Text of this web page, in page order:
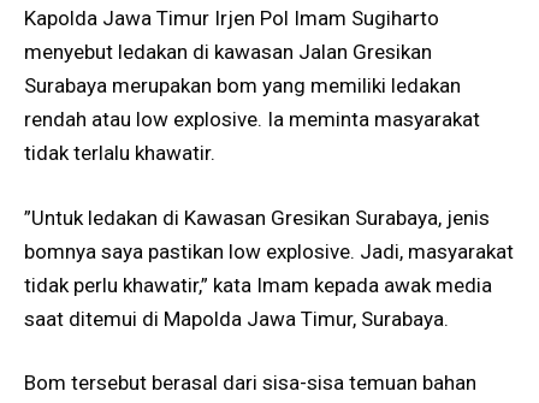
Kapolda Jawa Timur Irjen Pol Imam Sugiharto
menyebut ledakan di kawasan Jalan Gresikan
Surabaya merupakan bom yang memiliki ledakan
rendah atau low explosive. Ia meminta masyarakat
tidak terlalu khawatir.
”Untuk ledakan di Kawasan Gresikan Surabaya, jenis
bomnya saya pastikan low explosive. Jadi, masyarakat
tidak perlu khawatir,” kata Imam kepada awak media
saat ditemui di Mapolda Jawa Timur, Surabaya.
Bom tersebut berasal dari sisa-sisa temuan bahan